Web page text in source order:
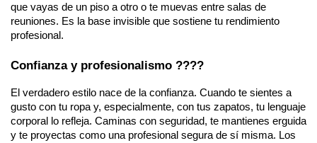
que vayas de un piso a otro o te muevas entre salas de
reuniones. Es la base invisible que sostiene tu rendimiento
profesional.
Confianza y profesionalismo ????
El verdadero estilo nace de la confianza. Cuando te sientes a
gusto con tu ropa y, especialmente, con tus zapatos, tu lenguaje
corporal lo refleja. Caminas con seguridad, te mantienes erguida
y te proyectas como una profesional segura de sí misma. Los